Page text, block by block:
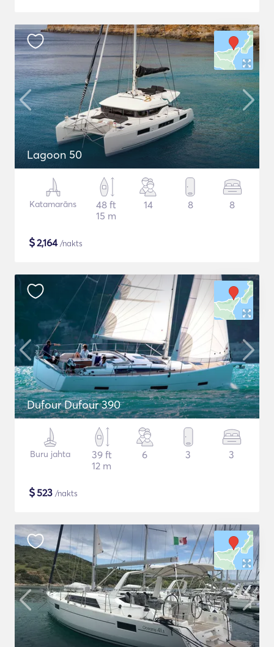
Lagoon 50
Katamarāns
48 ft
15 m
14 8 8
$2,164/nakts
Dufour Dufour 390
Buru jahta
39 ft
12 m
6 3 3
$523 /nakts